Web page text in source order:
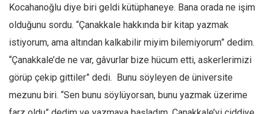
Spor
Gıda-Beslenme
Hayat
Türkiye
Kocahanoğlu diye biri geldi kütüphaneye. Bana orada ne işim
olduğunu sordu. “Çanakkale hakkında bir kitap yazmak
istiyorum, ama altından kalkabilir miyim bilemiyorum” dedim.
“Çanakkale’de ne var, gâvurlar bize hücum etti, askerlerimizi
görüp çekip gittiler” dedi. Bunu söyleyen de üniversite
mezunu biri. “Sen bunu söylüyorsan, bunu yazmak üzerime